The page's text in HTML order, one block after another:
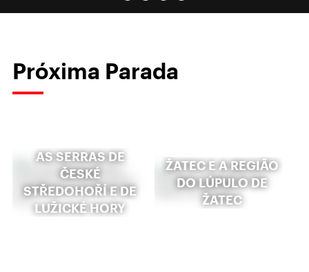
Próxima Parada
AS SERRAS DE
ČESKÉ
STŘEDOHOŘÍ E DE
LUŽICKÉ HORY
ŽATEC E A REGIÃO
DO LÚPULO DE
ŽATEC